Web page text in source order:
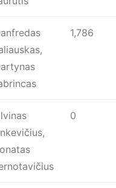
1,786
0